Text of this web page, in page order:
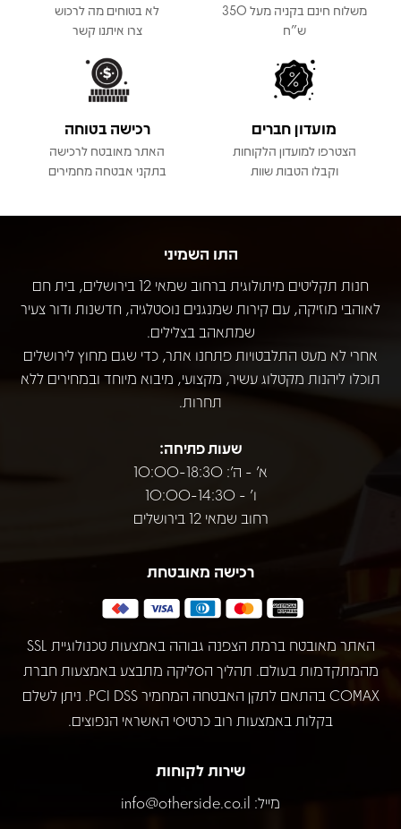
משלוח חינם בקניה מעל 350
ש"ח
לא בטוחים מה לרכוש
צרו איתנו קשר
מועדון חברים
הצטרפו למועדון הלקוחות
וקבלו הטבות שוות
רכישה בטוחה
האתר מאובטח לרכישה
בתקני אבטחה מחמירים
התו השמיני
חנות תקליטים מיתולוגית ברחוב שמאי 12 בירושלים, בית חם
לאוהבי מוזיקה, עם קירות שמנגנים נוסטלגיה, חדשנות ודור צעיר
שמתאהב בצלילים.
אחרי לא מעט התלבטויות פתחנו אתר, כדי שגם מחוץ לירושלים
תוכלו ליהנות מקטלוג עשיר, מקצועי, מיבוא מיוחד ובמחירים ללא
תחרות.
שעות פתיחה:
א' - ה': 10:00-18:30
ו' - 10:00-14:30
רחוב שמאי 12 בירושלים
רכישה מאובטחת
האתר מאובטח ברמת הצפנה גבוהה באמצעות טכנולוגיית SSL
מהמתקדמות בעולם. תהליך הסליקה מתבצע באמצעות חברת
COMAX בהתאם לתקן האבטחה המחמיר PCI DSS. ניתן לשלם
בקלות באמצעות רוב כרטיסי האשראי הנפוצים.
שירות לקוחות
מייל: info@otherside.co.il